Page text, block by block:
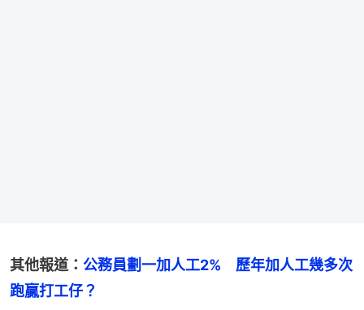
其他報道： 公務員劃一加人工2%　歷年加人工幾多次
跑贏打工仔？